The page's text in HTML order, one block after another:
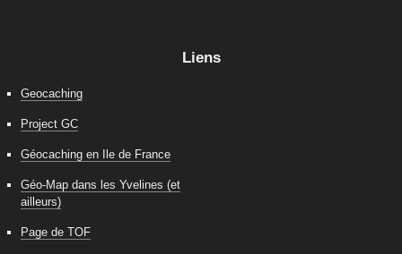
Liens
Geocaching
Project GC
Géocaching en Ile de France
Géo-Map dans les Yvelines (et
ailleurs)
Page de TOF